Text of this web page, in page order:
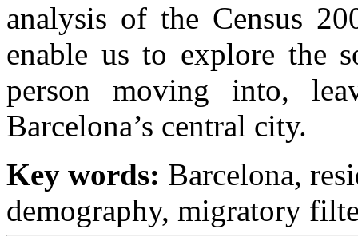
analysis of the Census
enable us to explore the
person moving into,
Barcelona’s central city.
Key words: Barcelona,
demography, migratory